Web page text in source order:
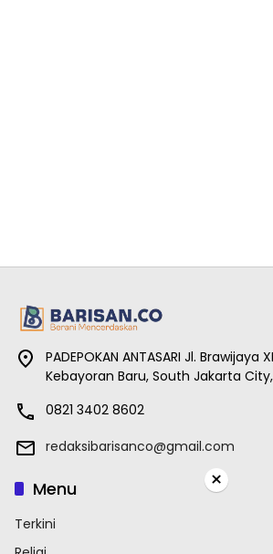
PADEPOKAN ANTASARI Jl. Brawijaya
Kebayoran Baru, South Jakarta City,
0821 3402 8602
redaksibarisanco@gmail.com
Menu
Terkini
×